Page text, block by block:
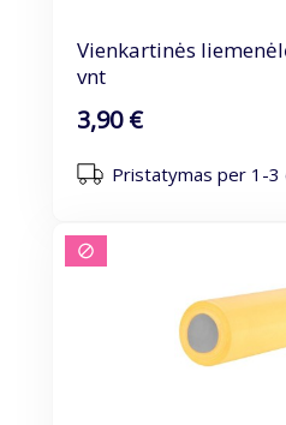
Vienkartinės
vnt
3,90 €
Pristatymas per 1-3